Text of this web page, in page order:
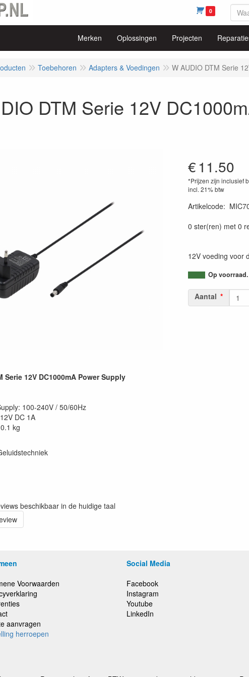
0
Merken Oplossingen Projecten
Toebehoren Adapters & Voedingen W AUDIO DTM Serie
DTM Serie 12V
€11.50
*Prijzen zijn inclusief
incl. 21% btw
Artikelcode:
0 ster(ren) met 0
12V voeding voor
Op
Aantal
Serie 12V DC1000mA Power Supply
100-240V / 50/60Hz
DC 1A
kg
beschikbaar in de huidige taal
Voorwaarden
aanvragen
herroepen
Social Media
Facebook
Instagram
Youtube
LinkedIn